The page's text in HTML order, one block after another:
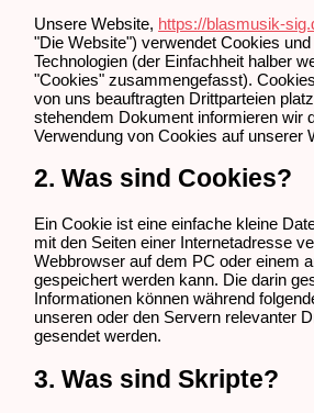
Unsere Website, https://blasmusik-
"Die Website") verwendet Cookies
Technologien (der Einfachheit halber
"Cookies" zusammengefasst).
von uns beauftragten Drittparteien
stehendem Dokument informieren wir
Verwendung von Cookies auf unserer
2. Was sind Cookies?
Ein Cookie ist eine einfache kleine
mit den Seiten einer Internetadresse
Webbrowser auf dem PC oder einem
gespeichert werden kann. Die darin
Informationen können während
unseren oder den Servern relevanter
gesendet werden.
3. Was sind Skripte?